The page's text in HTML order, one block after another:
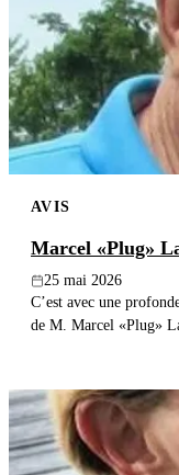
AVIS
Marcel «Plug»
25 mai 2026
C’est avec une
de M. Marcel «Plug»